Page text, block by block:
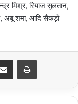
मिश्र, रियाज सुलतान,
अबू शमा, आदि सैकड़ों
Share via Email Print